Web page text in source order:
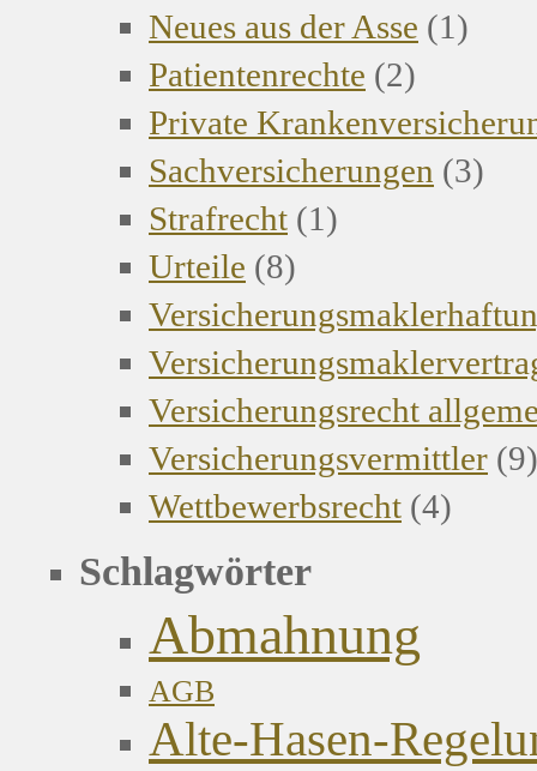
Neues aus der Asse (1)
Patientenrechte (2)
Private
Sachversicherungen (3)
Strafrecht (1)
Urteile (8)
Versicherungsrecht
Versicherungsvermittler (9)
Wettbewerbsrecht (4)
Schlagwörter
Abmahnung
AGB
Alte-Hasen-